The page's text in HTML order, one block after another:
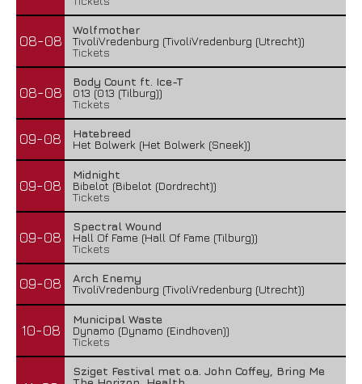
08-08
Wolfmother
TivoliVredenburg (TivoliVredenburg (Utrecht))
Tickets
08-08
Body Count ft. Ice-T
013 (013 (Tilburg))
Tickets
09-08
Hatebreed
Het Bolwerk (Het Bolwerk (Sneek))
09-08
Midnight
Bibelot (Bibelot (Dordrecht))
Tickets
09-08
Spectral Wound
Hall Of Fame (Hall Of Fame (Tilburg))
Tickets
09-08
Arch Enemy
TivoliVredenburg (TivoliVredenburg (Utrecht))
10-08
Municipal Waste
Dynamo (Dynamo (Eindhoven))
Tickets
Sziget Festival met o.a. John Coffey, Bring Me